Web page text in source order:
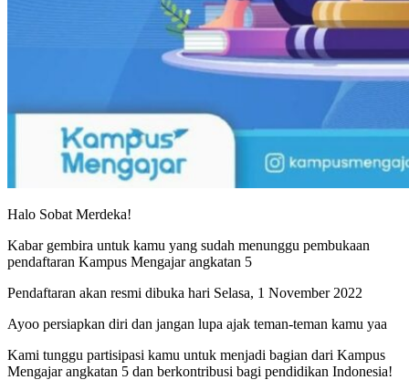
Halo Sobat Merdeka!
Kabar gembira untuk kamu yang sudah menunggu pembukaan
pendaftaran Kampus Mengajar angkatan 5
Pendaftaran akan resmi dibuka hari Selasa, 1 November 2022
Ayoo persiapkan diri dan jangan lupa ajak teman-teman kamu yaa
Kami tunggu partisipasi kamu untuk menjadi bagian dari Kampus
Mengajar angkatan 5 dan berkontribusi bagi pendidikan Indonesia!